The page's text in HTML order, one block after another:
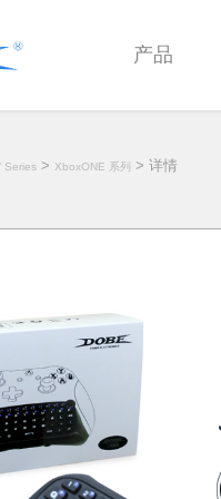
产品
Series > XboxONE 系列 > 详情